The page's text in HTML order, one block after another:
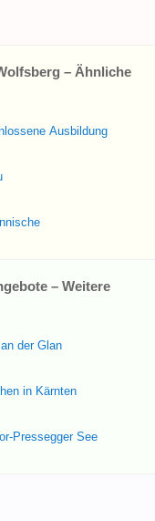
– Ähnliche
Ausbildung
– Weitere
der Glan
in Kärnten
Pressegger See